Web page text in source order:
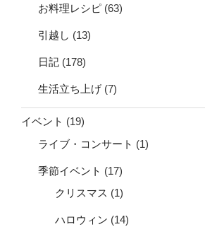
お料理レシピ (63)
引越し (13)
日記 (178)
生活立ち上げ (7)
イベント (19)
ライブ・コンサート (1)
季節イベント (17)
クリスマス (1)
ハロウィン (14)